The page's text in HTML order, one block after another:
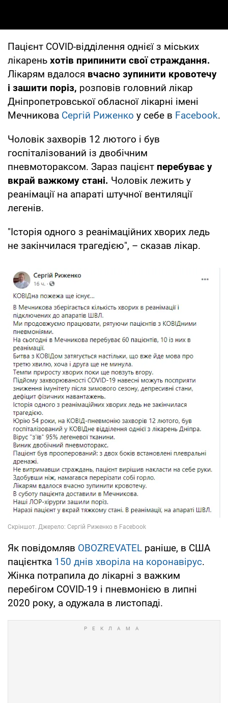
Пацієнт COVID-відділення однієї з міських
лікарень хотів припинити свої страждання.
Лікарям вдалося вчасно зупинити кровотечу
і зашити поріз, розповів головний лікар
Дніпропетровської обласної лікарні імені
Мечникова Сергій Риженко у себе в Facebook.
Чоловік захворів 12 лютого і був
госпіталізований із двобічним
пневмотораксом. Зараз пацієнт перебуває у
вкрай важкому стані. Чоловік лежить у
реанімації на апараті штучної вентиляції
легенів.
"Історія одного з реанімаційних хворих ледь
не закінчилася трагедією", – сказав лікар.
Як повідомляв OBOZREVATEL раніше, в США
пацієнтка 150 днів хворіла на коронавірус.
Жінка потрапила до лікарні з важким
перебігом COVID-19 і пневмонією в липні
2020 року, а одужала в листопаді.